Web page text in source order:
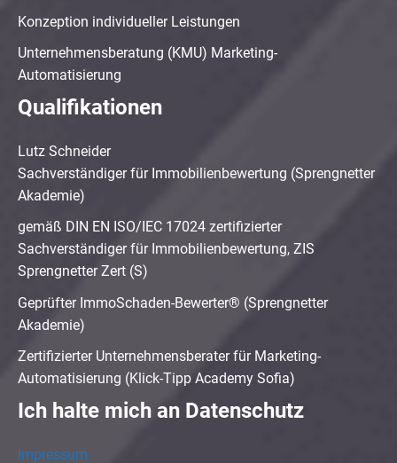
Konzeption individueller Leistungen
Unternehmensberatung (KMU) Marketing-
Automatisierung
Qualifikationen
Lutz Schneider
Sachverständiger für Immobilienbewertung (Sprengnetter
Akademie)
gemäß DIN EN ISO/IEC 17024 zertifizierter
Sachverständiger für Immobilienbewertung, ZIS
Sprengnetter Zert (S)
Geprüfter ImmoSchaden-Bewerter® (Sprengnetter
Akademie)
Zertifizierter Unternehmensberater für Marketing-
Automatisierung (Klick-Tipp Academy Sofia)
Ich halte mich an Datenschutz
Impressum